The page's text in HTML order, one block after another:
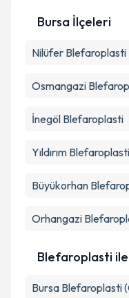
Metni'ni
kapsamda
Bursa İlçeleri
Nilüfer Blefaroplasti
Osmangazi
İnegöl Blefaroplasti
Yıldırım Blefaroplasti
Büyükorhan
Orhangazi
Blefaroplasti
Bursa Blefaroplasti